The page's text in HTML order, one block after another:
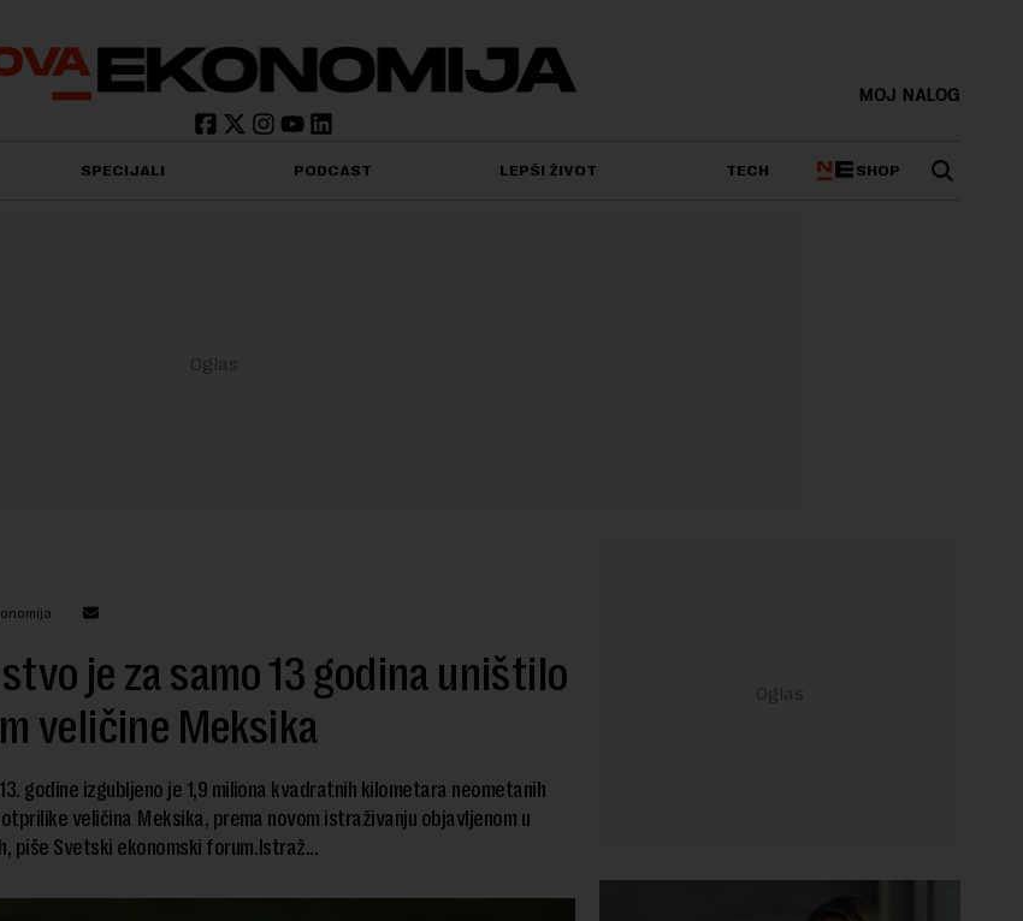
MOJ NALOG
SPECIJALI PODCAST LEPŠI ŽIVOT TECH SHOP
je za samo 13 godina uništilo
veličine Meksika
godine izgubljeno je 1,9 miliona kvadratnih kilometara neometanih
veličina Meksika, prema novom istraživanju objavljenom u
piše Svetski ekonomski forum.Istraž...